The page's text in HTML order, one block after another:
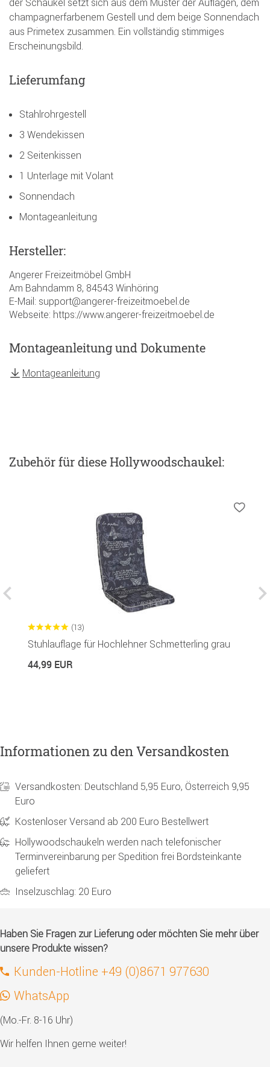
der Schaukel setzt sich aus dem Muster der Auflagen, dem
champagnerfarbenem Gestell und dem beige Sonnendach
aus Primetex zusammen. Ein vollständig stimmiges
Erscheinungsbild.
Lieferumfang
Stahlrohrgestell
3 Wendekissen
2 Seitenkissen
1 Unterlage mit Volant
Sonnendach
Montageanleitung
Hersteller:
Angerer Freizeitmöbel GmbH
Am Bahndamm 8, 84543 Winhöring
E-Mail: support@angerer-freizeitmoebel.de
Webseite: https://www.angerer-freizeitmoebel.de
Montageanleitung und Dokumente
Montageanleitung
Zubehörfür diese Hollywoodschaukel:
(13)
Stuhlauflage für Hochlehner Schmetterling grau
44,99 EUR
Informationen zu den Versandkosten
Versandkosten: Deutschland 5,95 Euro, Österreich 9,95
Euro
Kostenloser Versand ab 200 Euro Bestellwert
Hollywoodschaukeln werden nach telefonischer
Terminvereinbarung per Spedition frei Bordsteinkante
geliefert
Inselzuschlag: 20 Euro
Haben Sie Fragen zur Lieferung oder möchten Sie mehr über
unsere Produkte wissen?
Kunden-Hotline +49 (0)8671 977630
WhatsApp
(Mo.-Fr. 8-16 Uhr)
Wir helfen Ihnen gerne weiter!